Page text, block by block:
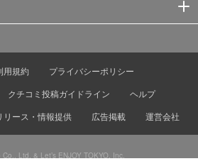
用規約
プライバシーポリシー
クチコミ投稿ガイドライン
ヘルプ
リース・情報提供 広告掲載 運営会社
Co., Ltd. & Let’s ENJOY TOKYO, Inc.